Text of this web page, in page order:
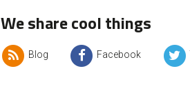
We share cool things
Blog Facebook